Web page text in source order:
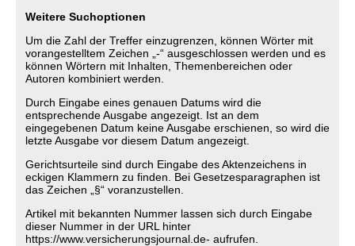
Weitere Suchoptionen
Um die Zahl der Treffer einzugrenzen, können Wörter mit
vorangestelltem Zeichen „-“ ausgeschlossen werden und es
können Wörtern mit Inhalten, Themenbereichen oder
Autoren kombiniert werden.
Durch Eingabe eines genauen Datums wird die
entsprechende Ausgabe angezeigt. Ist an dem
eingegebenen Datum keine Ausgabe erschienen, so wird die
letzte Ausgabe vor diesem Datum angezeigt.
Gerichtsurteile sind durch Eingabe des Aktenzeichens in
eckigen Klammern zu finden. Bei Gesetzesparagraphen ist
das Zeichen „§“ voranzustellen.
Artikel mit bekannten Nummer lassen sich durch Eingabe
dieser Nummer in der URL hinter
https://www.versicherungsjournal.de- aufrufen.